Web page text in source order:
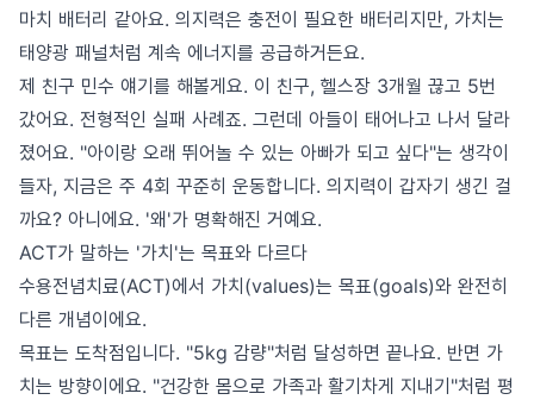
마치 배터리 같아요. 의지력은 충전이 필요한 배터리지만, 가치는
태양광 패널처럼 계속 에너지를 공급하거든요.
제 친구 민수 얘기를 해볼게요. 이 친구, 헬스장 3개월 끊고 5번
갔어요. 전형적인 실패 사례죠. 그런데 아들이 태어나고 나서 달라
졌어요. "아이랑 오래 뛰어놀 수 있는 아빠가 되고 싶다"는 생각이
들자, 지금은 주 4회 꾸준히 운동합니다. 의지력이 갑자기 생긴 걸
까요? 아니에요. '왜'가 명확해진 거예요.
ACT가 말하는 '가치'는 목표와 다르다
수용전념치료(ACT)에서 가치(values)는 목표(goals)와 완전히
다른 개념이에요.
목표는 도착점입니다. "5kg 감량"처럼 달성하면 끝나요. 반면 가
치는 방향이에요. "건강한 몸으로 가족과 활기차게 지내기"처럼 평